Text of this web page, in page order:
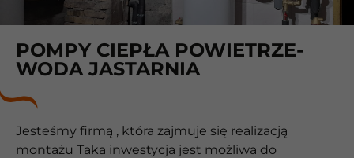
POMPY CIEPŁA POWIETRZE-
WODA JASTARNIA
Jesteśmy firmą , która zajmuje się realizacją
montażu Taka inwestycja jest możliwa do